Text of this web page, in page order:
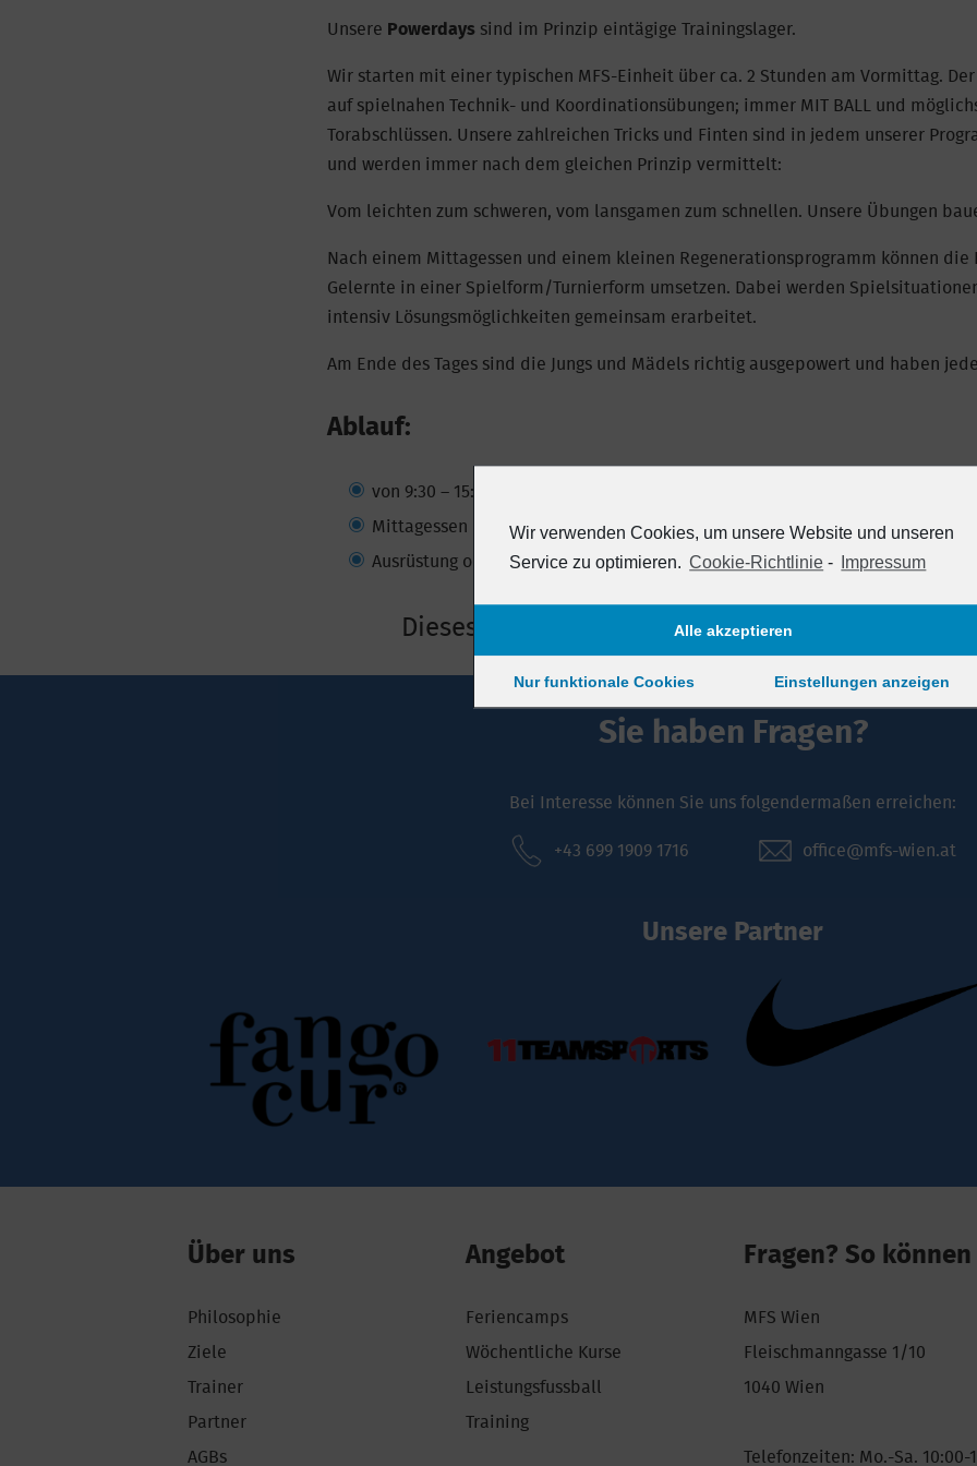
Wir verwenden Cookies, um unsere Website und unseren
Service zu optimieren. Cookie-Richtlinie - Impressum
Alle akzeptieren
Nur funktionale Cookies Einstellungen anzeigen
Unsere Powerdays sind im Prinzip eintägige Trainingslager.
Wir starten mit einer typischen MFS-Einheit über ca. 2 Stunden am Vormittag.
auf spielnahen Technik- und Koordinationsübungen; immer MIT BALL und
Torabschlüssen. Unsere zahlreichen Tricks und Finten sind in jedem unserer
und werden immer nach dem gleichen Prinzip vermittelt:
Vom leichten zum schweren, vom lansgamen zum schnellen. Unsere Übungen
Nach einem Mittagessen und einem kleinen Regenerationsprogramm können die
Gelernte in einer Spielform/Turnierform umsetzen. Dabei werden
intensiv Lösungsmöglichkeiten gemeinsam erarbeitet.
Am Ende des Tages sind die Jungs und Mädels richtig ausgepowert und haben
Ablauf:
von 9:30 – 15:30 Uhr
Mittagessen und isotonische Getränke
Ausrüstung optional (nach Absprache)
Dieses Angebot könnte auch in Ihrem Verein
Sie haben Fragen?
Bei Interesse können Sie uns folgendermaßen erreichen:
+43 699 1909 1716
office@mfs-wien.at
Unsere Partner
Über uns
Philosophie
Ziele
Trainer
Partner
AGBs
Angebot
Feriencamps
Wöchentliche Kurse
Leistungsfussball
Training
Fragen? So
MFS Wien
Fleischmanngasse 1/10
1040 Wien
Telefonzeiten: Mo.-Sa. 10:00-